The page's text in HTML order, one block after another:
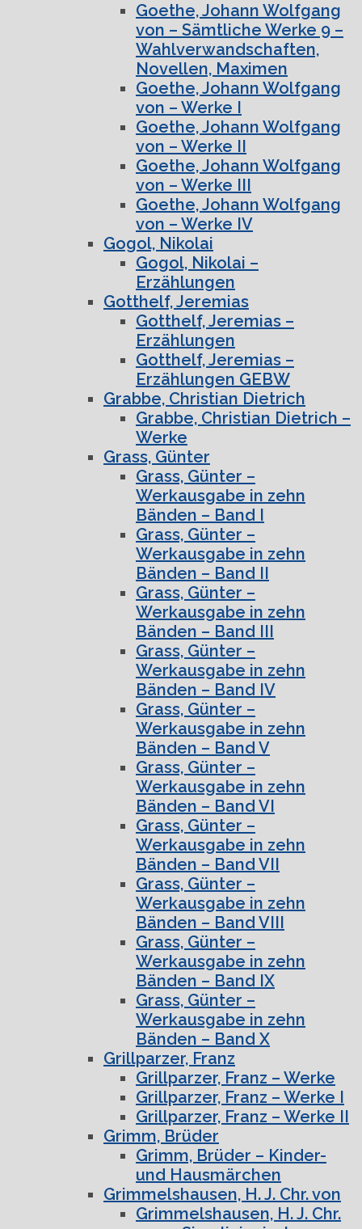
Goethe, Johann Wolfgang
von – Sämtliche Werke 9 –
Wahlverwandschaften,
Novellen, Maximen
Goethe, Johann Wolfgang
von – Werke I
Goethe, Johann Wolfgang
von – Werke II
Goethe, Johann Wolfgang
von – Werke III
Goethe, Johann Wolfgang
von – Werke IV
Gogol, Nikolai
Gogol, Nikolai –
Erzählungen
Gotthelf, Jeremias
Gotthelf, Jeremias –
Erzählungen
Gotthelf, Jeremias –
Erzählungen GEBW
Grabbe, Christian Dietrich
Grabbe, Christian Dietrich –
Werke
Grass, Günter
Grass, Günter –
Werkausgabe in zehn
Bänden – Band I
Grass, Günter –
Werkausgabe in zehn
Bänden – Band II
Grass, Günter –
Werkausgabe in zehn
Bänden – Band III
Grass, Günter –
Werkausgabe in zehn
Bänden – Band IV
Grass, Günter –
Werkausgabe in zehn
Bänden – Band V
Grass, Günter –
Werkausgabe in zehn
Bänden – Band VI
Grass, Günter –
Werkausgabe in zehn
Bänden – Band VII
Grass, Günter –
Werkausgabe in zehn
Bänden – Band VIII
Grass, Günter –
Werkausgabe in zehn
Bänden – Band IX
Grass, Günter –
Werkausgabe in zehn
Bänden – Band X
Grillparzer, Franz
Grillparzer, Franz – Werke
Grillparzer, Franz – Werke I
Grillparzer, Franz – Werke II
Grimm, Brüder
Grimm, Brüder – Kinder-
und Hausmärchen
Grimmelshausen, H. J. Chr. von
Grimmelshausen, H. J. Chr.